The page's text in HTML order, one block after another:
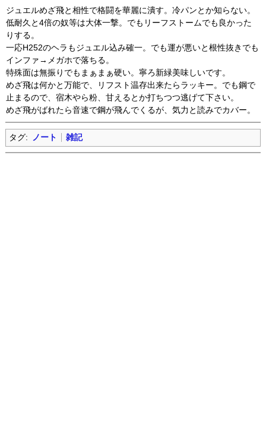
ジュエルめざ飛と相性で格闘を華麗に潰す。冷パンとか知らない。
低耐久と4倍の奴等は大体一撃。でもリーフストームでも良かった
りする。
一応H252のヘラもジュエル込み確一。でも運が悪いと根性抜きでも
インファ→メガホで落ちる。
特殊面は無振りでもまぁまぁ硬い。寧ろ新緑美味しいです。
めざ飛は何かと万能で、リフスト温存出来たらラッキー。でも鋼で
止まるので、宿木やら粉、甘えるとか打ちつつ逃げて下さい。
めざ飛がばれたら音速で鋼が飛んでくるが、気力と読みでカバー。
タグ: ノート 雑記